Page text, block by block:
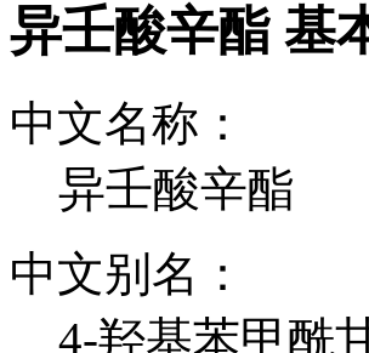
异壬酸辛酯 基
中文名称：
异壬酸辛酯
中文别名：
4-羟基苯甲酰